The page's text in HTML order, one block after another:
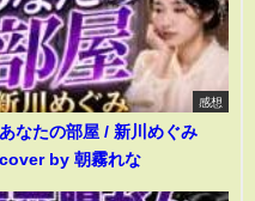
感想
あなたの部屋 / 新川めぐみ
cover by 朝霧れな